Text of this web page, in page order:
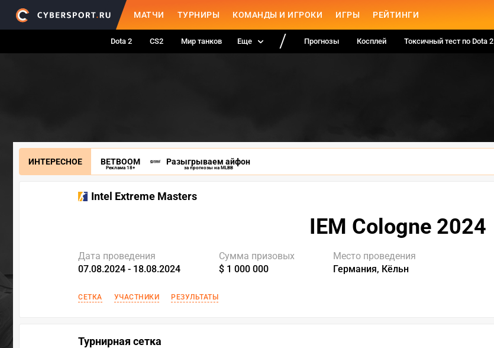
МАТЧИ ТУРНИРЫ КОМАНДЫ И ИГРОКИ ИГРЫ РЕЙТИНГИ
Dota 2 CS2 Мир танков Еще Прогнозы Косплей Токсичный тест по Dota 2
ИНТЕРЕСНОЕ BETBOOM
Реклама 18+
Разыгрываем айфон
за прогнозы на MLBB
Intel Extreme Masters
IEM Cologne 2024
Дата проведения
07.08.2024 - 18.08.2024
Сумма призовых
$ 1 000 000
Место проведения
Германия, Кёльн
СЕТКА УЧАСТНИКИ РЕЗУЛЬТАТЫ
Турнирная сетка